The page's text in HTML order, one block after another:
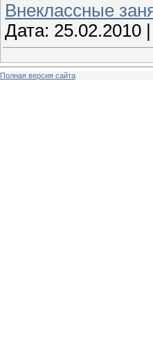
Внеклассные
Дата: 25.02.2010
Полная версия сайта